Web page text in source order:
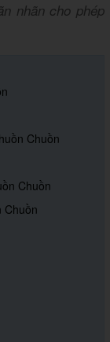
nhãn cho phép
Chuồn
Chuồn
Chuồn